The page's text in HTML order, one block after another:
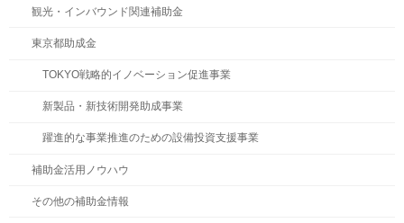
観光・インバウンド関連補助金
東京都助成金
TOKYO戦略的イノベーション促進事業
新製品・新技術開発助成事業
躍進的な事業推進のための設備投資支援事業
補助金活用ノウハウ
その他の補助金情報